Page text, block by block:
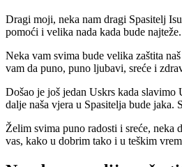
Dragi moji, neka nam dragi Spasitelj
pomoći i velika nada kada bude
Neka vam svima bude velika zaštita
vam da puno, puno ljubavi, sreće i
Došao je još jedan Uskrs kada slavimo
dalje naša vjera u Spasitelja bude jaka.
Želim svima puno radosti i sreće, neka
vas, kako u dobrim tako i u teškim